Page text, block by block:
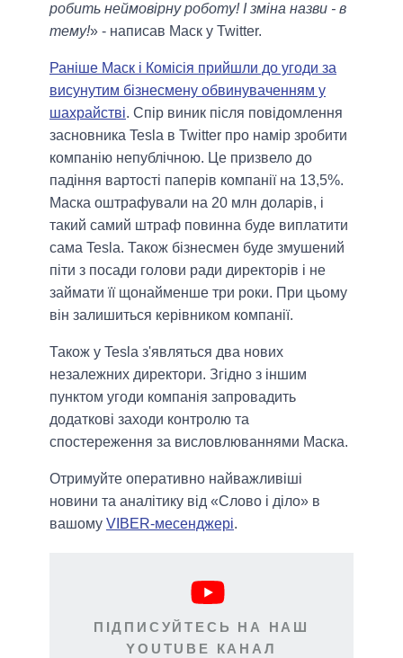
робить неймовірну роботу! І зміна назви - в
тему!» - написав Маск у Twitter.
Раніше Маск і Комісія прийшли до угоди за
висунутим бізнесмену обвинуваченням у
шахрайстві. Спір виник після повідомлення
засновника Tesla в Twitter про намір зробити
компанію непублічною. Це призвело до
падіння вартості паперів компанії на 13,5%.
Маска оштрафували на 20 млн доларів, і
такий самий штраф повинна буде виплатити
сама Tesla. Також бізнесмен буде змушений
піти з посади голови ради директорів і не
займати її щонайменше три роки. При цьому
він залишиться керівником компанії.
Також у Tesla з'являться два нових
незалежних директори. Згідно з іншим
пунктом угоди компанія запровадить
додаткові заходи контролю та
спостереження за висловлюваннями Маска.
Отримуйте оперативно найважливіші
новини та аналітику від «Слово і діло» в
вашому VIBER-месенджері.
ПІДПИСУЙТЕСЬ НА НАШ
YOUTUBE КАНАЛ